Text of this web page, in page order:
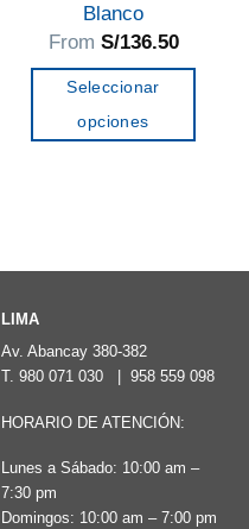
producto
Blanco
From S/136.50
Seleccionar
opciones
opciones
se
pueden
en
la
LIMA
Av. Abancay 380-382
T. 980 071 030 958 559 098
HORARIO DE ATENCIÓN:
Lunes a Sábado: 10:00 am –
7:30 pm
Domingos: 10:00 am – 7:00 pm